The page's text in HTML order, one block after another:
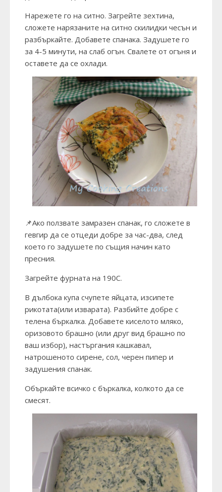
Нарежете го на ситно. Загрейте зехтина,
сложете нарязаните на ситно скилидки чесън и
разбъркайте. Добавете спанака. Задушете го
за 4-5 минути, на слаб огън. Свалете от огъня и
оставете да се охлади.
📌Ако ползвате замразен спанак, го сложете в
гевгир да се отцеди добре за час-два, след
което го задушете по същия начин като
пресния.
Загрейте фурната на 190С.
В дълбока купа счупете яйцата, изсипете
рикотата(или изварата). Разбийте добре с
телена бъркалка. Добавете киселото мляко,
оризовото брашно (или друг вид брашно по
ваш избор), настъргания кашкавал,
натрошеното сирене, сол, черен пипер и
задушения спанак.
Объркайте всичко с бъркалка, колкото да се
смесят.